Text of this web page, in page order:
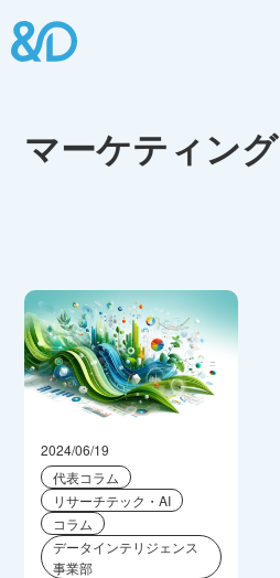
マーケティング
2024/06/19
代表コラム
リサーチテック・AI
コラム
データインテリジェンス
事業部